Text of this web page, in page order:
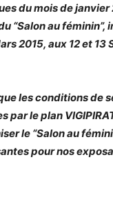
du mois de janvier
“Salon au féminin”,
2015, aux 12 et 13
les conditions de
par le plan
le “Salon au
pour nos